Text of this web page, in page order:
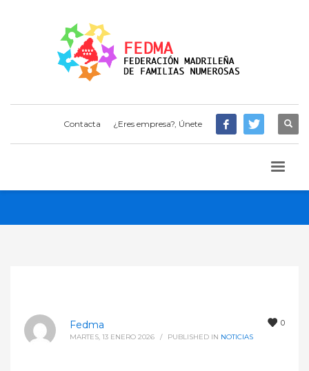
Contacta ¿Eres empresa?, Únete
0
Fedma
MARTES, 13 ENERO 2026 / PUBLISHED IN NOTICIAS